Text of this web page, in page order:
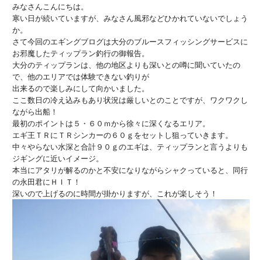
みなさんこんにちは。
寒い日が続いていますが、みなさん風邪などひかれていないでしょう
か。
さて今回のエギングブログは大分のブルースフィッシングサービスに
お邪魔したティップラン釣行の御報告。
大分のティップランは、他の地区よりも深いとの噂に聞いていたの
で、他のエリアでは体験できない釣りが
出来るので楽しみにして向かいました。
ここ数日の冷え込みもあり状況は厳しいとのことですが、ワクワクし
ながら出船！
最初のポイントは５・６０ｍから徐々に深くなるエリア。
エギ王ＴＲにＴＲシンカーの６０ｇをセットし狙っていきます。
中々やらない水深と合計９０ｇのエギは、ティップランと言うよりも
ジギングに近いイメージ。
本当にアタリが解るのかと不安になりながらシャクっていると、同行
の永田君にＨＩＴ！
深いので上げるのに時間が掛かりますが、これが楽しそう！